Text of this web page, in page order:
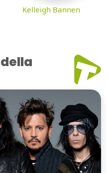
Kelleigh Bannen